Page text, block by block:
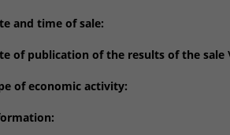
and time of sale:
of publication of the results of the
of economic activity: